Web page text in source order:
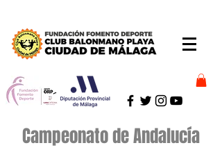
Campeonato de Andalucía